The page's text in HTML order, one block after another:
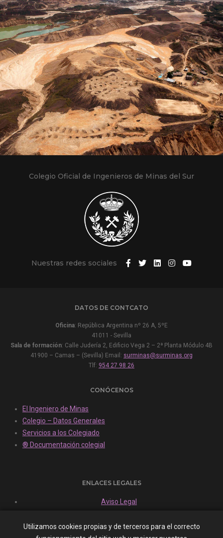
Utilizamos cookies propias y de terceros para el correcto
Colegio Oficial de Ingenieros de Minas del Sur
Nuestras redes sociales
DATOS DE CONTCATO
Oficina: República Argentina nº 26 A, 5ºE
41011 - Sevilla
Sala de formación: Calle Judería 2, Edificio Vega 2 – 2ª Planta Módulo 4B
41900 – Camas – (Sevilla) Email: surminas@surminas.org
Tlf: 954 27 98 26
CONÓCENOS
El Ingeniero de Minas
Colegio – Datos Generales
Servicios a los Colegiado
® Documentación colegial
ENLACES LEGALES
Aviso Legal
Política Privacidad